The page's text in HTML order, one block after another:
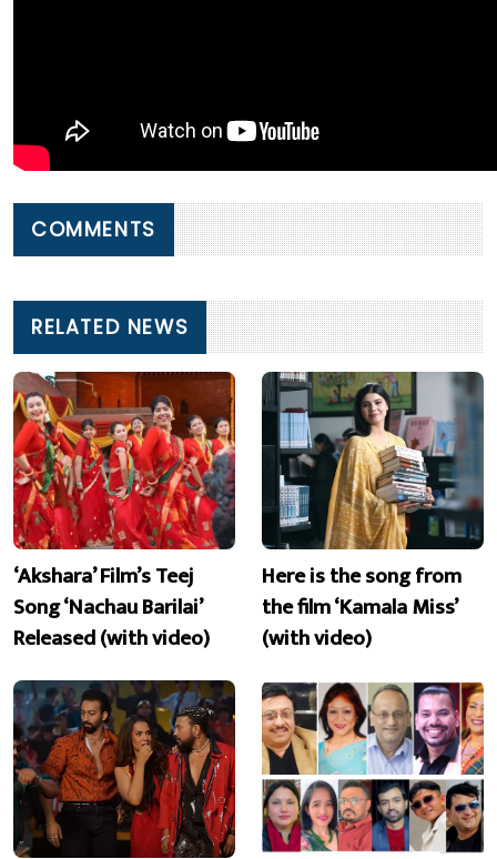
COMMENTS
RELATED NEWS
‘Akshara’ Film’s Teej
Song ‘Nachau Barilai’
Released (with video)
Here is the song from
the film ‘Kamala Miss’
(with video)